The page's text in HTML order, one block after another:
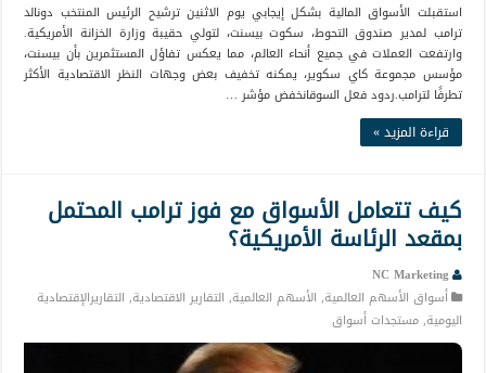
استقبلت الأسواق المالية بشكل إيجابي يوم الاثنين ترشيح الرئيس المنتخب دونالد
ترامب لمدير صندوق التحوط، سكوت بيسنت، لتولي حقيبة وزارة الخزانة الأمريكية.
وارتفعت العملات في جميع أنحاء العالم، مما يعكس تفاؤل المستثمرين بأن بيسنت،
مؤسس مجموعة كاي سكوير، يمكنه تخفيف بعض وجهات النظر الاقتصادية الأكثر
تطرفًا لترامب.ردود فعل السوقانخفض مؤشر …
قراءة المزيد »
كيف تتعامل الأسواق مع فوز ترامب المحتمل
بمقعد الرئاسة الأمريكية؟
NC Marketing
أسواق الأسهم العالمية, الأسهم العالمية, التقارير الاقتصادية, التقاريرالإقتصادية
اليومية,مستجدات أسواق